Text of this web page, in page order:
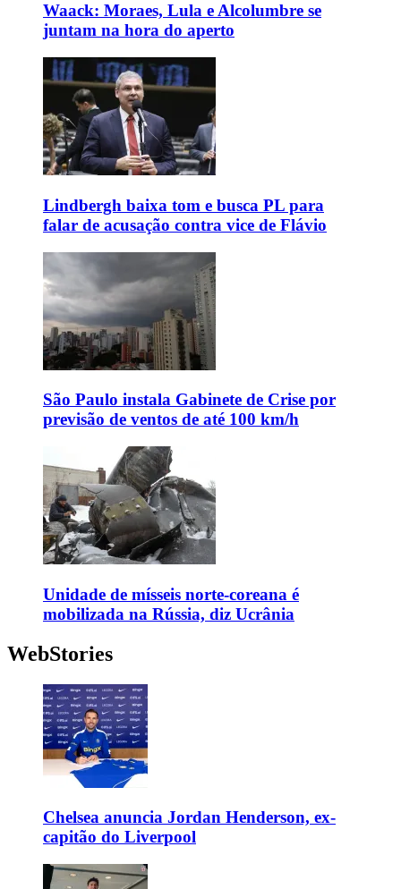
Waack: Moraes, Lula e Alcolumbre se
juntam na hora do aperto
Lindbergh baixa tom e busca PL para
falar de acusação contra vice de Flávio
São Paulo instala Gabinete de Crise por
previsão de ventos de até 100 km/h
Unidade de mísseis norte-coreana é
mobilizada na Rússia, diz Ucrânia
WebStories
Chelsea anuncia Jordan Henderson, ex-
capitão do Liverpool